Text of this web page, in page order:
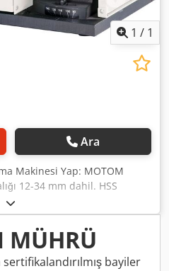
1 / 1
Ara
Makinesi Yap: MOTOM
12-34 mm dahil. HSS
taşı dahil. 12 - 25 mm
dahil. 26-34 mm arası 1
Abs Ailjha
MÜHRÜ
bayiler